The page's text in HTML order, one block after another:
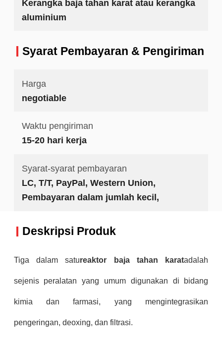
Kerangka baja tahan karat atau kerangka
aluminium
Syarat Pembayaran & Pengiriman
Harga
negotiable
Waktu pengiriman
15-20 hari kerja
Syarat-syarat pembayaran
LC, T/T, PayPal, Western Union,
Pembayaran dalam jumlah kecil,
Deskripsi Produk
Tiga dalam satureaktor baja tahan karatadalah
sejenis peralatan yang umum digunakan di bidang
kimia dan farmasi, yang mengintegrasikan
pengeringan, deoxing, dan filtrasi.